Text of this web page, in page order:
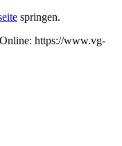
springen.
https://www.vg-